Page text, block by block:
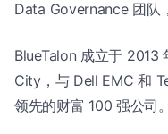
Data Governance 团队
BlueTalon 成立于 2013
City，与 Dell EMC 和
领先的财富 100 强公司。